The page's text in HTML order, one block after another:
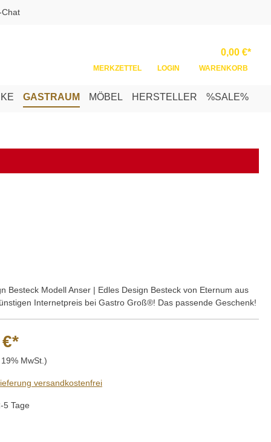
MERKZETTEL LOGIN
0,00 €*
WARENKORB
GASTRAUM MÖBEL HERSTELLER %SALE%
Besteck Modell Anser | Edles Design Besteck von Eternum aus
Internetpreis bei Gastro Groß®! Das passende Geschenk!
MwSt.)
versandkostenfrei
5 Tage